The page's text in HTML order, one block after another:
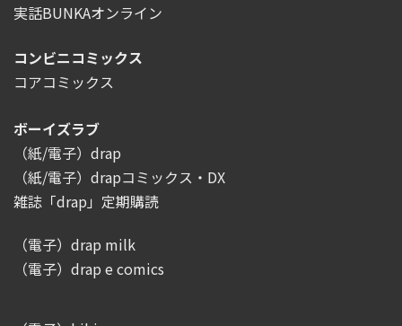
実話BUNKAオンライン
コンビニコミックス
コアコミックス
ボーイズラブ
（紙/電子）drap
（紙/電子）drapコミックス・DX
雑誌「drap」定期購読
（電子）drap milk
（電子）drap e comics